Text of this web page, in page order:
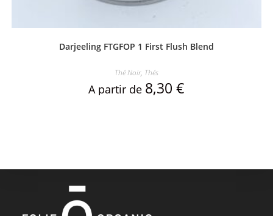
Darjeeling FTGFOP 1 First Flush Blend
Thé Noir, Thés
A partir de 8,30 €